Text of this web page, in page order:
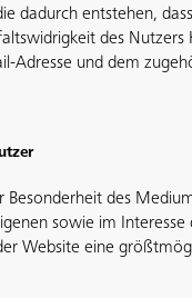
dadurch entstehen,
des Nutzers
Adresse und dem
Besonderheit des
sowie im Interesse
Website eine